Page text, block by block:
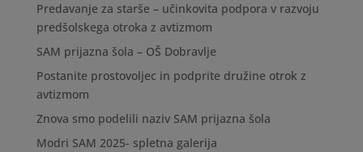
Predavanje za starše – učinkovita podpora v razvoju
predšolskega otroka z avtizmom
SAM prijazna šola – OŠ Dobravlje
Postanite prostovoljec in podprite družine otrok z
avtizmom
Znova smo podelili naziv SAM prijazna šola
Modri SAM 2025- spletna galerija